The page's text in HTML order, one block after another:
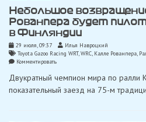
Небольшое
Рованпера будет
в Финляндии
29 июля, 09:37
Илья Навроцкий
Toyota Gazoo Racing WRT,WRC, Калле Рованпера,
Комментироватьon
возвращение
в
ралли:
Двукратный чемпион мира по ралли
показательный заезд на 75-м